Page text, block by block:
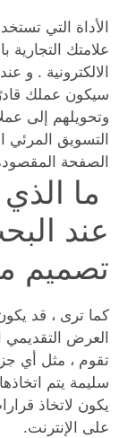
الأداة التي
علامتك التجارية
الالكترونية .
سيكون عملك
وتحويلهم إلى
التسويق
الصفحة
ما
عند
تصميم
كما ترى ، قد
العرض
تقوم ، مثل أي
سليمة يتم
يكون لاتخاذ
على الإنترنت.